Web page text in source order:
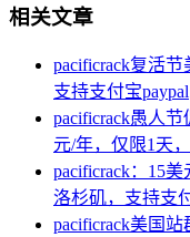
相关文章
pacificrack复活节
支持支付宝paypal
pacificrack愚人
元/年，仅限1天
pacificrack：15
洛杉矶，支持支
pacificrack美国